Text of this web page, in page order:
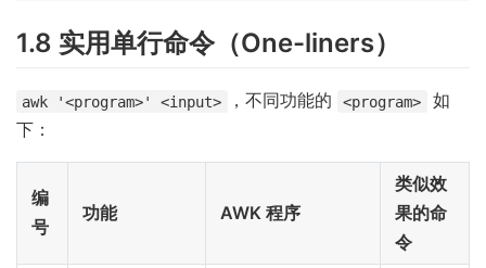
1.8 实用单行命令（One-liners）
awk '<program>' <input> ，不同功能的 <program>
如
下：
编
号
功能 AWK 程序
类似效
果的命
令